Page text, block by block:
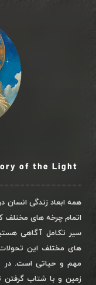
of the Light
همه ابعاد زندگی انسان
اتمام چرخه های
سیر تکامل آگاهی
های مختلف این
مهم و حیاتی است. در
زمین و با شتاب گرفتن